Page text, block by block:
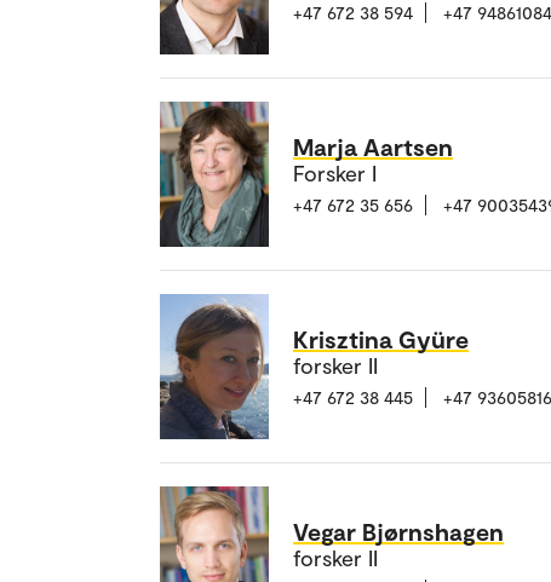
+47 672 38 594 +47 94861084
Marja Aartsen
Forsker I
+47 672 35 656 +47
Krisztina Gyüre
forsker II
+47 672 38 445 +47 93605816
Vegar Bjørnshagen
forsker II